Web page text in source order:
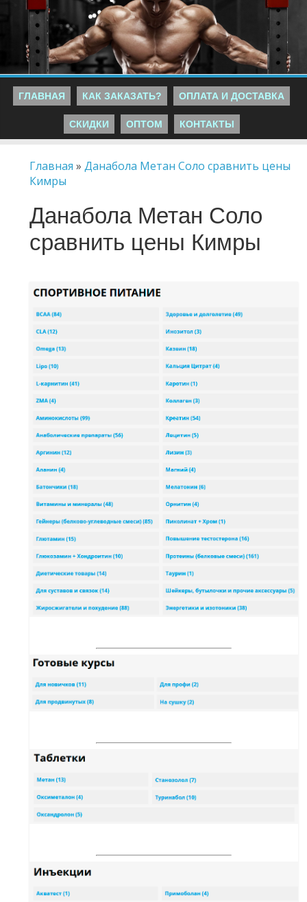
ГЛАВНАЯ КАК ЗАКАЗАТЬ? ОПЛАТА И ДОСТАВКА
СКИДКИ ОПТОМ КОНТАКТЫ
Главная »Данабола Метан Соло сравнить цены
Кимры
Данабола Метан Соло
сравнить цены Кимры